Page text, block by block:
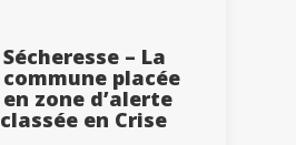
Sécheresse – La
commune placée
en zone d’alerte
classée en Crise